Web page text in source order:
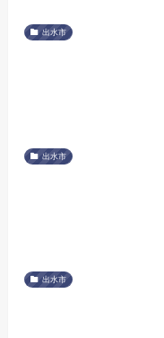
出水市
出水市
出水市